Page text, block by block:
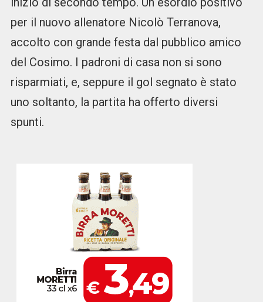
per il nuovo allenatore Nicolò Terranova,
accolto con grande festa dal pubblico amico
del Cosimo. I padroni di casa non si sono
risparmiati, e, seppure il gol segnato è stato
uno soltanto, la partita ha offerto diversi
spunti.